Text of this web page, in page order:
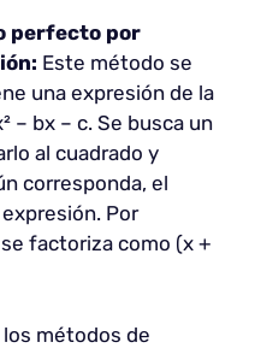
perfecto por
Este método se
una expresión de la
– bx – c. Se busca un
al cuadrado y
corresponda, el
Por
factoriza como (x +
métodos de